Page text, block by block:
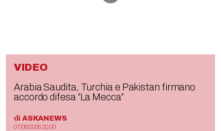
VIDEO
Arabia Saudita, Turchia e Pakistan firmano
accordo difesa “La Mecca”
di ASKANEWS
07/08/2026 20:00